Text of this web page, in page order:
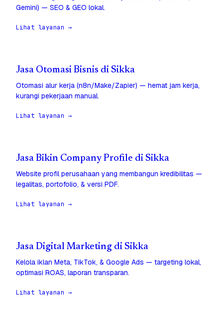
Gemini) — SEO & GEO lokal.
Lihat layanan →
Jasa Otomasi Bisnis di Sikka
Otomasi alur kerja (n8n/Make/Zapier) — hemat jam kerja,
kurangi pekerjaan manual.
Lihat layanan →
Jasa Bikin Company Profile di Sikka
Website profil perusahaan yang membangun kredibilitas —
legalitas, portofolio, & versi PDF.
Lihat layanan →
Jasa Digital Marketing di Sikka
Kelola iklan Meta, TikTok, & Google Ads — targeting lokal,
optimasi ROAS, laporan transparan.
Lihat layanan →